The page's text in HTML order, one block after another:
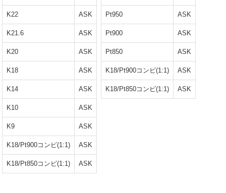
K22 ASK
K21.6 ASK
K20 ASK
K18 ASK
K14 ASK
K10 ASK
K9 ASK
K18/Pt900コンビ(1:1) ASK
K18/Pt850コンビ(1:1) ASK
Pt950 ASK
Pt900 ASK
Pt850 ASK
K18/Pt900コンビ(1:1) ASK
K18/Pt850コンビ(1:1) ASK